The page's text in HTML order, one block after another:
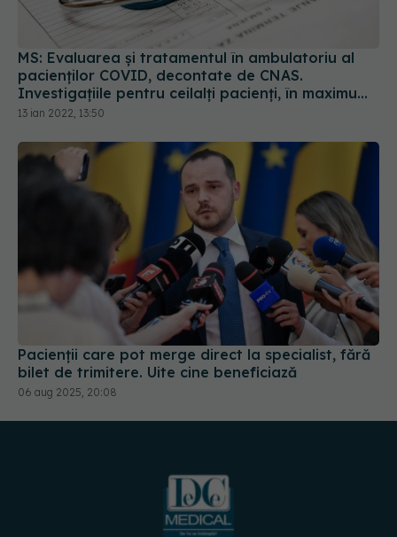
MS: Evaluarea și tratamentul în ambulatoriu al
pacienților COVID, decontate de CNAS.
Investigațiile pentru ceilalți pacienți, în maximum
5 zile
13 ian 2022, 13:50
Pacienții care pot merge direct la specialist, fără
bilet de trimitere. Uite cine beneficiază
06 aug 2025, 20:08